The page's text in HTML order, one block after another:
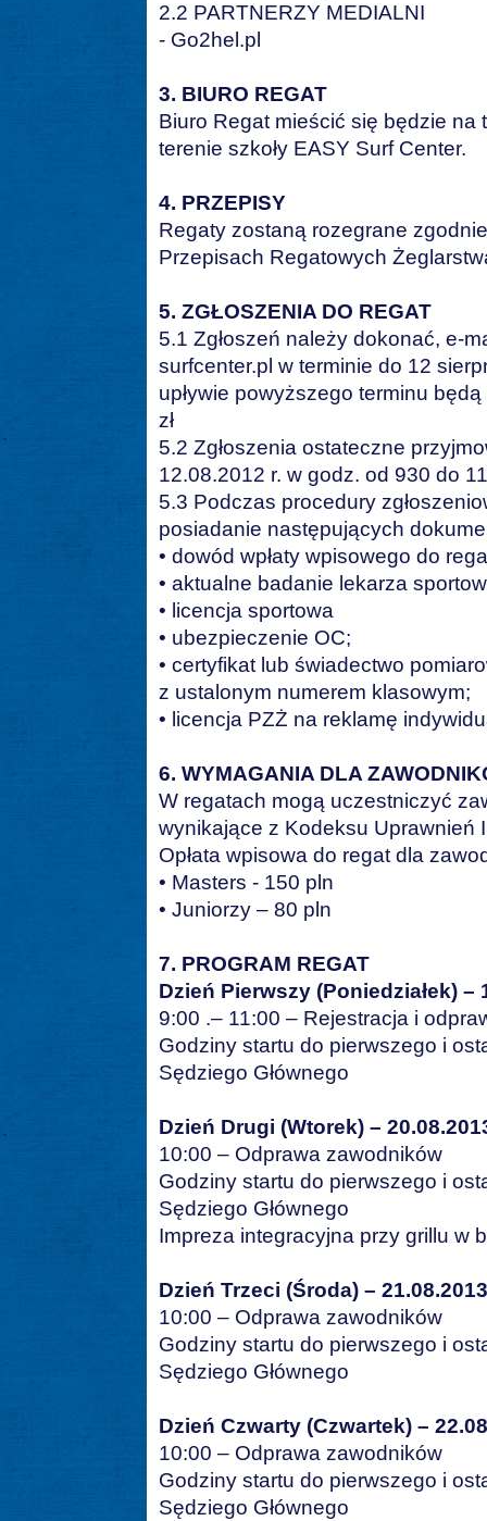
2.2 PARTNERZY MEDIALNI
- Go2hel.pl
3. BIURO REGAT
Biuro Regat mieścić się będzie na
terenie szkoły EASY Surf Center.
4. PRZEPISY
Regaty zostaną rozegrane
Przepisach Regatowych
5. ZGŁOSZENIA DO REGAT
5.1 Zgłoszeń należy dokonać, e-
surfcenter.pl w terminie do 12
upływie powyższego terminu
zł
5.2 Zgłoszenia ostateczne
12.08.2012 r. w godz. od 930 do
5.3 Podczas procedury
posiadanie następujących
• dowód wpłaty wpisowego do
• aktualne badanie lekarza
• licencja sportowa
• ubezpieczenie OC;
• certyfikat lub świadectwo
z ustalonym numerem klasowym;
• licencja PZŻ na reklamę
6. WYMAGANIA DLA
W regatach mogą uczestniczyć
wynikające z Kodeksu Uprawnień
Opłata wpisowa do regat dla
• Masters - 150 pln
• Juniorzy – 80 pln
7. PROGRAM REGAT
Dzień Pierwszy (Poniedziałek) –
9:00 .– 11:00 – Rejestracja i
Godziny startu do pierwszego i
Sędziego Głównego
Dzień Drugi (Wtorek) –
10:00 – Odprawa zawodników
Godziny startu do pierwszego i
Sędziego Głównego
Impreza integracyjna przy grillu w
Dzień Trzeci (Środa) –
10:00 – Odprawa zawodników
Godziny startu do pierwszego i
Sędziego Głównego
Dzień Czwarty (Czwartek) –
10:00 – Odprawa zawodników
Godziny startu do pierwszego i
Sędziego Głównego